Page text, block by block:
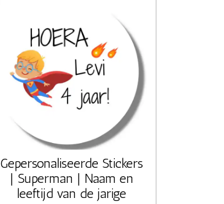
Gepersonaliseerde Stickers
| Superman | Naam en
leeftijd van de jarige